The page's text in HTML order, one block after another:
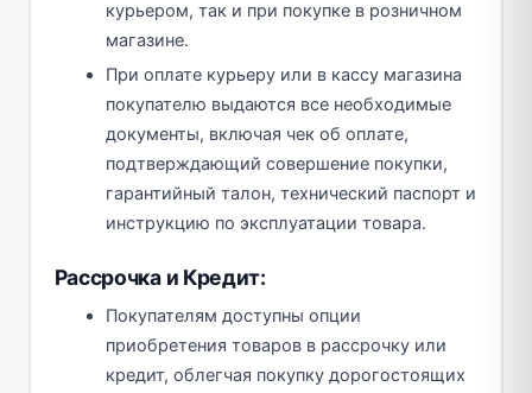
курьером, так и при покупке в розничном
магазине.
При оплате курьеру или в кассу магазина
покупателю выдаются все необходимые
документы, включая чек об оплате,
подтверждающий совершение покупки,
гарантийный талон, технический паспорт и
инструкцию по эксплуатации товара.
Рассрочка и Кредит:
Покупателям доступны опции
приобретения товаров в рассрочку или
кредит, облегчая покупку дорогостоящих